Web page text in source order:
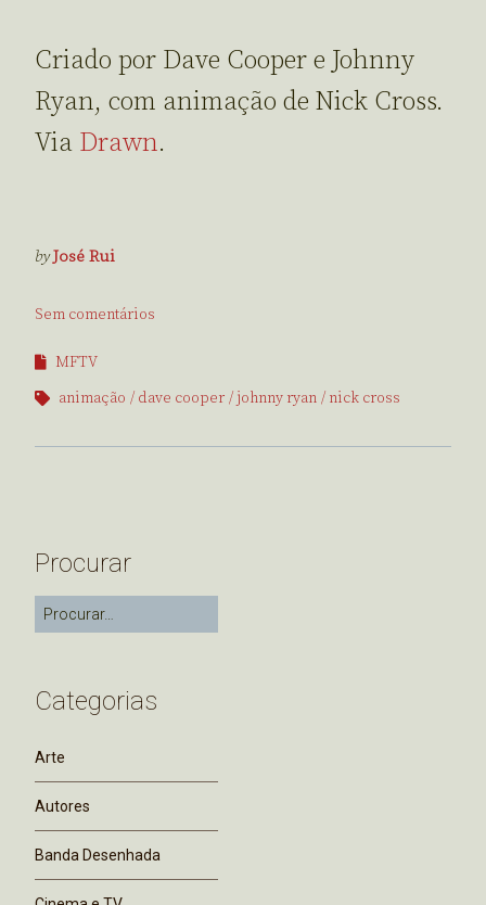
Criado por Dave Cooper e Johnny
Ryan, com animação de Nick Cross.
Via Drawn.
byJosé Rui
Sem comentários
MFTV
animação
dave cooper johnny ryan nick cross
Procurar
Categorias
Arte
Autores
Banda Desenhada